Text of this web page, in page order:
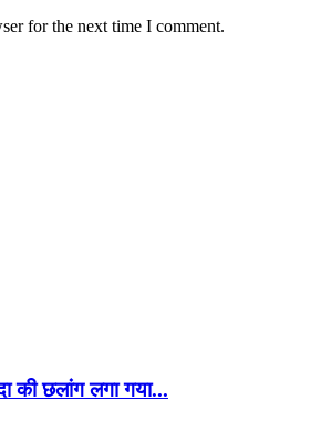
for the next time I comment.
छलांग लगा गया...